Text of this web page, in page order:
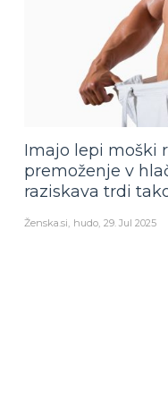
Imajo lepi moški
premoženje v
raziskava trdi
Ženska.si hudo 29. Jul 2025